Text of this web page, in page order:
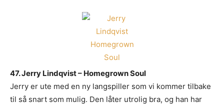
47. Jerry Lindqvist – Homegrown Soul
Jerry er ute med en ny langspiller som vi kommer tilbake
til så snart som mulig. Den låter utrolig bra, og han har